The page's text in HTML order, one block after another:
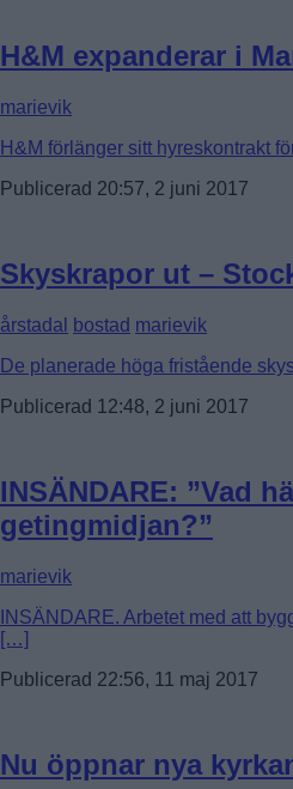
H&M expanderar i
marievik
H&M förlänger sitt hyreskontrakt
Publicerad 20:57, 2 juni 2017
Skyskrapor ut –
årstadal bostad marievik
De planerade höga fristående
Publicerad 12:48, 2 juni 2017
INSÄNDARE: ”Vad
getingmidjan?”
marievik
INSÄNDARE. Arbetet med att
[…]
Publicerad 22:56, 11 maj 2017
Nu öppnar nya